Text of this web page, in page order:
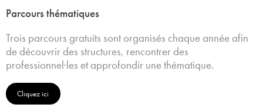
Parcours thématiques
Trois parcours gratuits sont organisés chaque année afin
de découvrir des structures, rencontrer des
professionnel·les et approfondir une thématique.
Cliquez ici